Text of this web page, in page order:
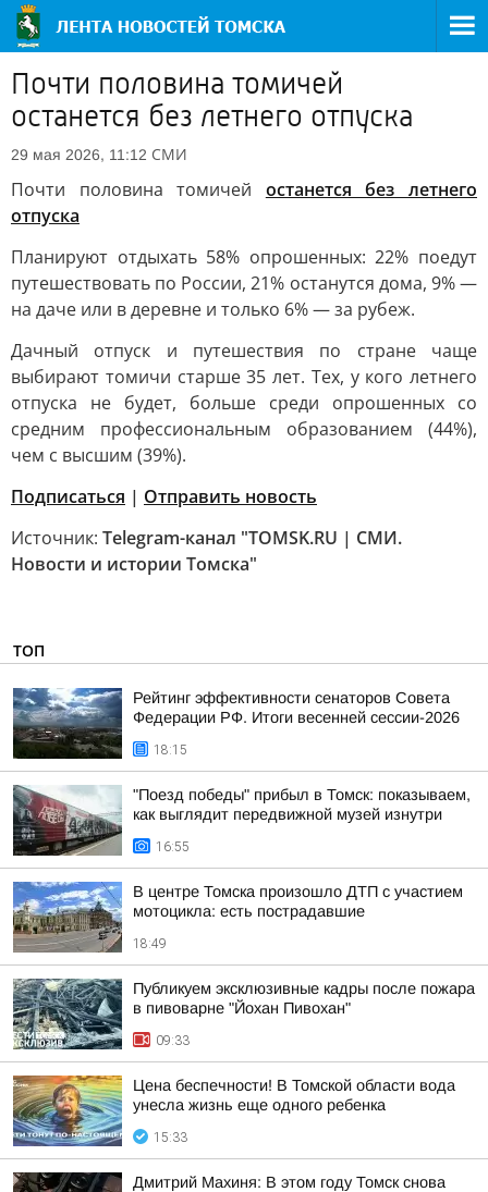
Почти половина томичей
останется без летнего отпуска
29 мая 2026, 11:12 СМИ
Почти половина томичей останется без летнего
отпуска
Планируют отдыхать 58% опрошенных: 22% поедут
путешествовать по России, 21% останутся дома, 9% —
на даче или в деревне и только 6% — за рубеж.
Дачный отпуск и путешествия по стране чаще
выбирают томичи старше 35 лет. Тех, у кого летнего
отпуска не будет, больше среди опрошенных со
средним профессиональным образованием (44%),
чем с высшим (39%).
Подписаться | Отправить новость
Источник: Telegram-канал "TOMSK.RU | СМИ.
Новости и истории Томска"
ТОП
Рейтинг эффективности сенаторов Совета
Федерации РФ. Итоги весенней сессии-2026
18:15
"Поезд победы" прибыл в Томск: показываем,
как выглядит передвижной музей изнутри
16:55
В центре Томска произошло ДТП с участием
мотоцикла: есть пострадавшие
18:49
Публикуем эксклюзивные кадры после пожара
в пивоварне "Йохан Пивохан"
09:33
Цена беспечности! В Томской области вода
унесла жизнь еще одного ребенка
15:33
Дмитрий Махиня: В этом году Томск снова